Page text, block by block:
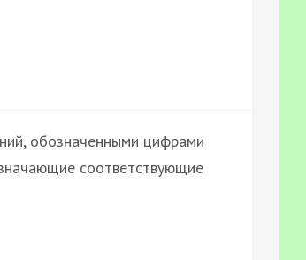
обозначенными цифрами
соответствующие